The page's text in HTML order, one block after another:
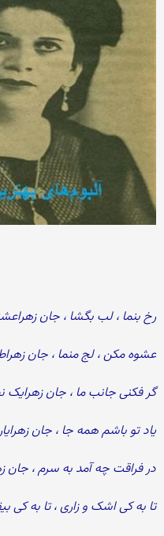
رخ بنما ، لب بگشا ، جان
عشوه مکن ، لج منما ، جان
گر فکنی جانب ما ، جان زهرایک
یاد تو باشم همه جا ، جان
در فراقت چه آمد به سرم ، جان
تا به کی اشک و زاری ، تا به کی